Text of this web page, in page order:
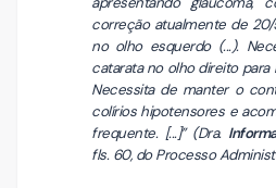
correção atualmente de
no olho esquerdo (...).
catarata no olho direito para
Necessita de manter o
colírios hipotensores e
frequente. [...]” (Dra.
fls. 60, do Processo